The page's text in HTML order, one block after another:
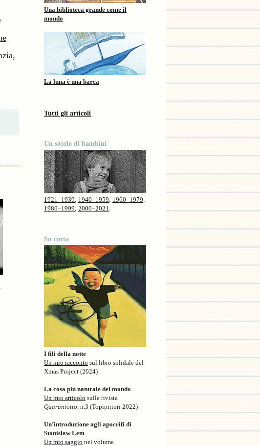
Una biblioteca grande come il
mondo
La luna è una barca
Tutti gli articoli
Un secolo di bambini
1921–1939; 1940–1959; 1960–1979;
1980–1999; 2000–2021
Su carta
I fili della notte
Un mio racconto sul libro solidale del
Xmas Project (2024)
La cosa più naturale del mondo
Un mio articolo sulla rivista
Quarantotto , n.3 (Topipittori 2022)
Un’introduzione agli apocrifi di
Stanisław Lem
Un mio saggio nel volume